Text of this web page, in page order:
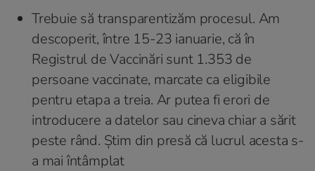
Trebuie să transparentizăm procesul. Am
descoperit, între 15-23 ianuarie, că în
Registrul de Vaccinări sunt 1.353 de
persoane vaccinate, marcate ca eligibile
pentru etapa a treia. Ar putea fi erori de
introducere a datelor sau cineva chiar a sărit
peste rând. Știm din presă că lucrul acesta s-
a mai întâmplat